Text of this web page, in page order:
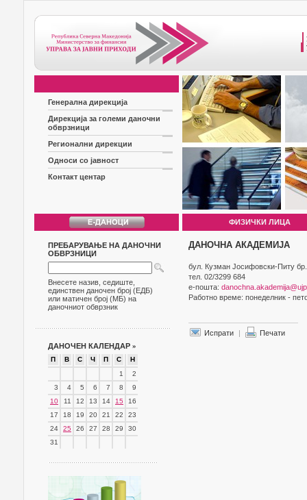
Генерална дирекција
Дирекција за големи даночни
обврзници
Регионални дирекции
Односи со јавност
Контакт центар
ФИЗИЧКИ ЛИЦА
ПРЕБАРУВАЊЕ НА ДАНОЧНИ
ОБВРЗНИЦИ
Внесете назив, седиште,
единствен даночен број (ЕДБ)
или матичен број (МБ) на
даночниот обврзник
ДАНОЧЕН КАЛЕНДАР »
П В С Ч П С
Н
1
2
3
4 5 6 7 8
9
10
11 12 13 14 15
16
17
18 19 20 21 22
23
24
25 26 27 28 29
30
31
ДАНОЧНА АКАДЕМИЈА
бул. Кузман Jосифовски-Питу
тел. 02/3299 684
е-пошта:
Работно време: понеделник -
Испрати | Печати